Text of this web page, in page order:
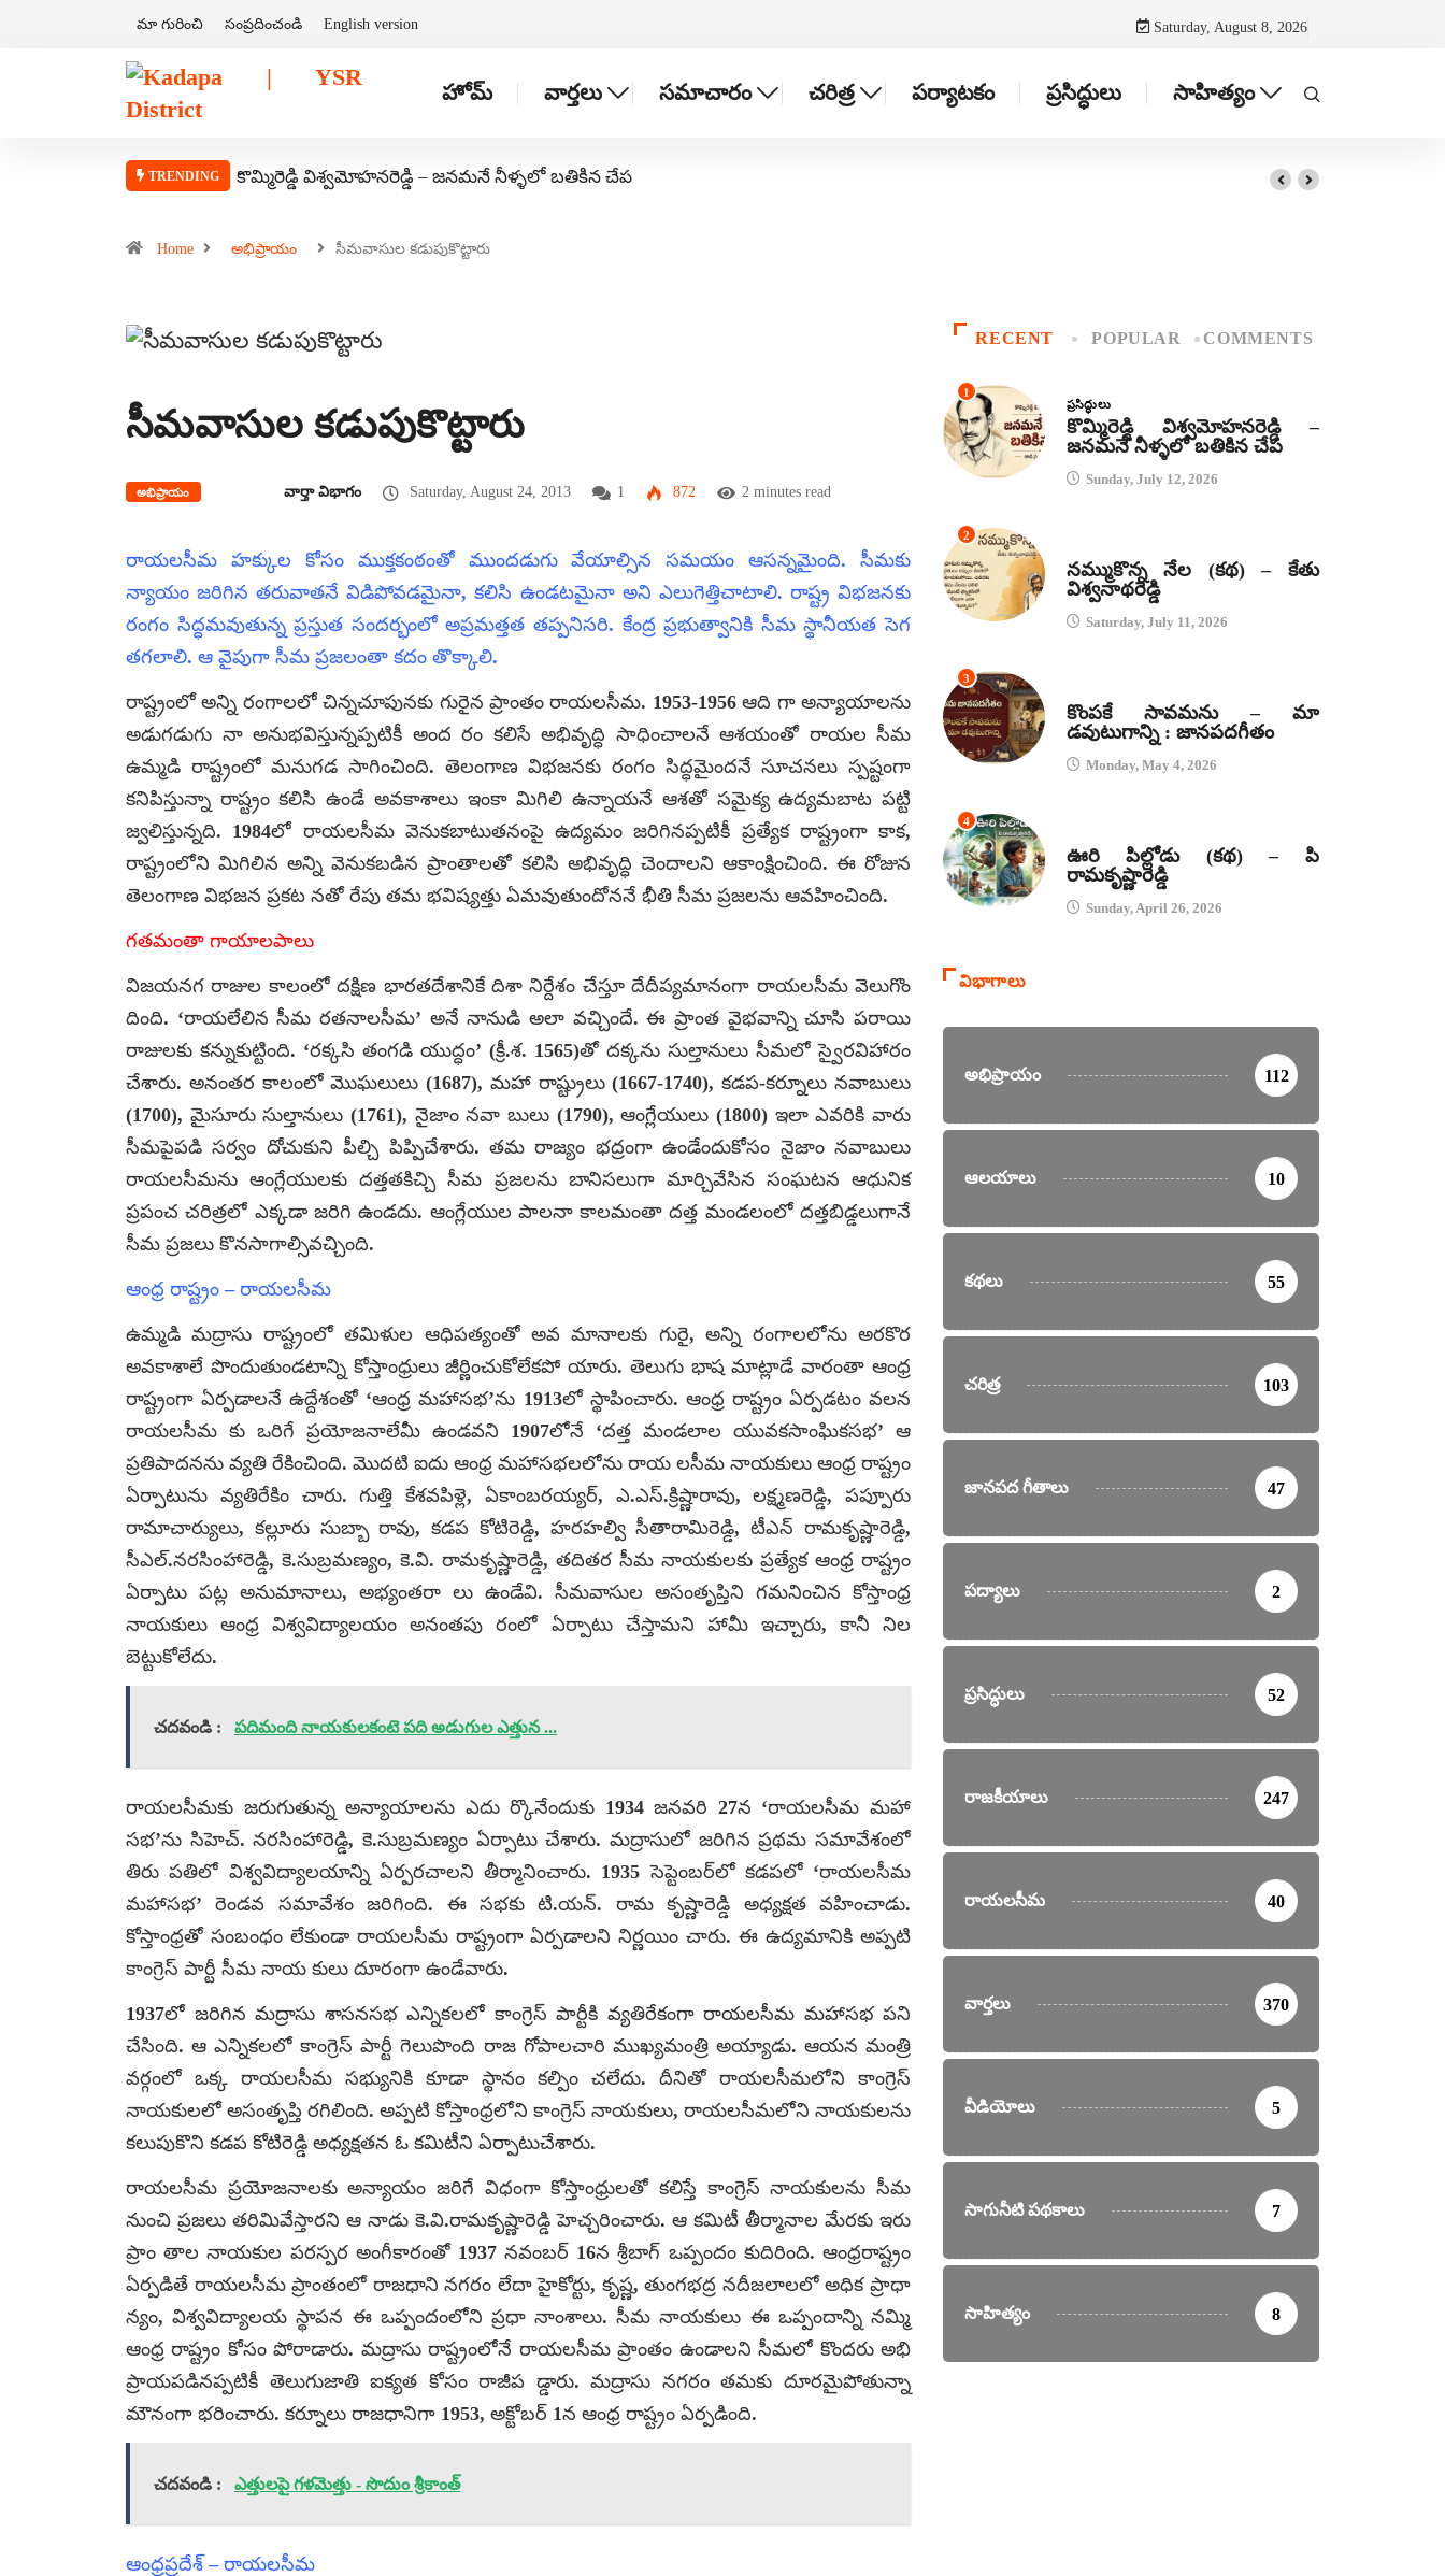
మా గురించి సంప్రదించండి English version Saturday, August 8, 2026
హోమ్ వార్తలు సమాచారం చరిత్ర పర్యాటకం ప్రసిద్ధులు సాహిత్యం
TRENDING కొమ్మిరెడ్డి విశ్వమోహనరెడ్డి – జనమనే నీళ్ళలో బతికిన చేప
Home అభిప్రాయం సీమవాసుల కడుపుకొట్టారు
సీమవాసుల కడుపుకొట్టారు
అభిప్రాయం వార్తా విభాగం Saturday, August 24, 2013 1 872 2 minutes read
రాయలసీమ హక్కుల కోసం ముక్తకంఠంతో ముందడుగు వేయాల్సిన సమయం ఆసన్నమైంది. సీమకు
న్యాయం జరిగిన తరువాతనే విడిపోవడమైనా, కలిసి ఉండటమైనా అని ఎలుగెత్తిచాటాలి. రాష్ట్ర విభజనకు
రంగం సిద్ధమవుతున్న ప్రస్తుత సందర్భంలో అప్రమత్తత తప్పనిసరి. కేంద్ర ప్రభుత్వానికి సీమ స్థానీయత సెగ
తగలాలి. ఆ వైపుగా సీమ ప్రజలంతా కదం తొక్కాలి.
రాష్ట్రంలో అన్ని రంగాలలో చిన్నచూపునకు గురైన ప్రాంతం రాయలసీమ. 1953-1956 ఆది గా అన్యాయాలను
అడుగడుగు నా అనుభవిస్తున్నప్పటికీ అంద రం కలిసే అభివృద్ధి సాధించాలనే ఆశయంతో రాయల సీమ
ఉమ్మడి రాష్ట్రంలో మనుగడ సాగించింది. తెలంగాణ విభజనకు రంగం సిద్ధమైందనే సూచనలు స్పష్టంగా
కనిపిస్తున్నా రాష్ట్రం కలిసి ఉండే అవకాశాలు ఇంకా మిగిలి ఉన్నాయనే ఆశతో సమైక్య ఉద్యమబాట పట్టి
జ్వలిస్తున్నది. 1984లో రాయలసీమ వెనుకబాటుతనంపై ఉద్యమం జరిగినప్పటికీ ప్రత్యేక రాష్ట్రంగా కాక,
రాష్ట్రంలోని మిగిలిన అన్ని వెనుకబడిన ప్రాంతాలతో కలిసి అభివృద్ధి చెందాలని ఆకాంక్షించింది. ఈ రోజున
తెలంగాణ విభజన ప్రకట నతో రేపు తమ భవిష్యత్తు ఏమవుతుందోననే భీతి సీమ ప్రజలను ఆవహించింది.
గతమంతా గాయాలపాలు
విజయనగ రాజుల కాలంలో దక్షిణ భారతదేశానికే దిశా నిర్దేశం చేస్తూ దేదీప్యమానంగా రాయలసీమ వెలుగొం
దింది. ‘రాయలేలిన సీమ రతనాలసీమ’ అనే నానుడి అలా వచ్చిందే. ఈ ప్రాంత వైభవాన్ని చూసి పరాయి
రాజులకు కన్నుకుట్టింది. ‘రక్కసి తంగడి యుద్ధం’ (క్రీ.శ. 1565)తో దక్కను సుల్తానులు సీమలో స్వైరవిహారం
చేశారు. అనంతర కాలంలో మొఘలులు (1687), మహా రాష్ట్రులు (1667-1740), కడప-కర్నూలు నవాబులు
(1700), మైసూరు సుల్తానులు (1761), నైజాం నవా బులు (1790), ఆంగ్లేయులు (1800) ఇలా ఎవరికి వారు
సీమపైపడి సర్వం దోచుకుని పీల్చి పిప్పిచేశారు. తమ రాజ్యం భద్రంగా ఉండేందుకోసం నైజాం నవాబులు
రాయలసీమను ఆంగ్లేయులకు దత్తతకిచ్చి సీమ ప్రజలను బానిసలుగా మార్చివేసిన సంఘటన ఆధునిక
ప్రపంచ చరిత్రలో ఎక్కడా జరిగి ఉండదు. ఆంగ్లేయుల పాలనా కాలమంతా దత్త మండలంలో దత్తబిడ్డలుగానే
సీమ ప్రజలు కొనసాగాల్సివచ్చింది.
ఆంధ్ర రాష్ట్రం – రాయలసీమ
ఉమ్మడి మద్రాసు రాష్ట్రంలో తమిళుల ఆధిపత్యంతో అవ మానాలకు గురై, అన్ని రంగాలలోను అరకొర
అవకాశాలే పొందుతుండటాన్ని కోస్తాంధ్రులు జీర్ణించుకోలేకపో యారు. తెలుగు భాష మాట్లాడే వారంతా ఆంధ్ర
రాష్ట్రంగా ఏర్పడాలనే ఉద్దేశంతో ‘ఆంధ్ర మహాసభ’ను 1913లో స్థాపించారు. ఆంధ్ర రాష్ట్రం ఏర్పడటం వలన
రాయలసీమ కు ఒరిగే ప్రయోజనాలేమీ ఉండవని 1907లోనే ‘దత్త మండలాల యువకసాంఘికసభ’ ఆ
ప్రతిపాదనను వ్యతి రేకించింది. మొదటి ఐదు ఆంధ్ర మహాసభలలోను రాయ లసీమ నాయకులు ఆంధ్ర రాష్ట్రం
ఏర్పాటును వ్యతిరేకిం చారు. గుత్తి కేశవపిళ్లె, ఏకాంబరయ్యర్, ఎ.ఎస్.క్రిష్ణారావు, లక్ష్మణరెడ్డి, పప్పూరు
రామాచార్యులు, కల్లూరు సుబ్బా రావు, కడప కోటిరెడ్డి, హరహల్వి సీతారామిరెడ్డి, టీఎన్ రామకృష్ణారెడ్డి,
సీఎల్.నరసింహారెడ్డి, కె.సుబ్రమణ్యం, కె.వి. రామకృష్ణారెడ్డి, తదితర సీమ నాయకులకు ప్రత్యేక ఆంధ్ర రాష్ట్రం
ఏర్పాటు పట్ల అనుమానాలు, అభ్యంతరా లు ఉండేవి. సీమవాసుల అసంతృప్తిని గమనించిన కోస్తాంధ్ర
నాయకులు ఆంధ్ర విశ్వవిద్యాలయం అనంతపు రంలో ఏర్పాటు చేస్తామని హామీ ఇచ్చారు, కానీ నిల
బెట్టుకోలేదు.
చదవండి : పదిమంది నాయకులకంటె పది అడుగుల ఎత్తున ...
రాయలసీమకు జరుగుతున్న అన్యాయాలను ఎదు ర్కొనేందుకు 1934 జనవరి 27న ‘రాయలసీమ మహా
సభ’ను సిహెచ్. నరసింహారెడ్డి, కె.సుబ్రమణ్యం ఏర్పాటు చేశారు. మద్రాసులో జరిగిన ప్రథమ సమావేశంలో
తిరు పతిలో విశ్వవిద్యాలయాన్ని ఏర్పరచాలని తీర్మానించారు. 1935 సెప్టెంబర్‌లో కడపలో ‘రాయలసీమ
మహాసభ’ రెండవ సమావేశం జరిగింది. ఈ సభకు టి.యన్. రామ కృష్ణారెడ్డి అధ్యక్షత వహించాడు.
కోస్తాంధ్రతో సంబంధం లేకుండా రాయలసీమ రాష్ట్రంగా ఏర్పడాలని నిర్ణయిం చారు. ఈ ఉద్యమానికి అప్పటి
కాంగ్రెస్ పార్టీ సీమ నాయ కులు దూరంగా ఉండేవారు.
1937లో జరిగిన మద్రాసు శాసనసభ ఎన్నికలలో కాంగ్రెస్ పార్టీకి వ్యతిరేకంగా రాయలసీమ మహాసభ పని
చేసింది. ఆ ఎన్నికలలో కాంగ్రెస్ పార్టీ గెలుపొంది రాజ గోపాలచారి ముఖ్యమంత్రి అయ్యాడు. ఆయన మంత్రి
వర్గంలో ఒక్క రాయలసీమ సభ్యునికి కూడా స్థానం కల్పిం చలేదు. దీనితో రాయలసీమలోని కాంగ్రెస్
నాయకులలో అసంతృప్తి రగిలింది. అప్పటి కోస్తాంధ్రలోని కాంగ్రెస్ నాయకులు, రాయలసీమలోని నాయకులను
కలుపుకొని కడప కోటిరెడ్డి అధ్యక్షతన ఓ కమిటీని ఏర్పాటుచేశారు.
రాయలసీమ ప్రయోజనాలకు అన్యాయం జరిగే విధంగా కోస్తాంధ్రులతో కలిస్తే కాంగ్రెస్ నాయకులను సీమ
నుంచి ప్రజలు తరిమివేస్తారని ఆ నాడు కె.వి.రామకృష్ణారెడ్డి హెచ్చరించారు. ఆ కమిటీ తీర్మానాల మేరకు ఇరు
ప్రాం తాల నాయకుల పరస్పర అంగీకారంతో 1937 నవంబర్ 16న శ్రీబాగ్ ఒప్పందం కుదిరింది. ఆంధ్రరాష్ట్రం
ఏర్పడితే రాయలసీమ ప్రాంతంలో రాజధాని నగరం లేదా హైకోర్టు, కృష్ణ, తుంగభద్ర నదీజలాలలో అధిక ప్రాధా
న్యం, విశ్వవిద్యాలయ స్థాపన ఈ ఒప్పందంలోని ప్రధా నాంశాలు. సీమ నాయకులు ఈ ఒప్పందాన్ని నమ్మి
ఆంధ్ర రాష్ట్రం కోసం పోరాడారు. మద్రాసు రాష్ట్రంలోనే రాయలసీమ ప్రాంతం ఉండాలని సీమలో కొందరు అభి
ప్రాయపడినప్పటికీ తెలుగుజాతి ఐక్యత కోసం రాజీప డ్డారు. మద్రాసు నగరం తమకు దూరమైపోతున్నా
మౌనంగా భరించారు. కర్నూలు రాజధానిగా 1953, అక్టోబర్ 1న ఆంధ్ర రాష్ట్రం ఏర్పడింది.
చదవండి : ఎత్తులపై గళమెత్తు - సొదుం శ్రీకాంత్
ఆంధ్రప్రదేశ్ – రాయలసీమ
RECENT POPULAR COMMENTS
1
ప్రసిద్ధులు
కొమ్మిరెడ్డి విశ్వమోహనరెడ్డి –
జనమనే నీళ్ళలో బతికిన చేప
Sunday, July 12, 2026
2
నమ్ముకొన్న నేల (కథ) – కేతు
విశ్వనాథరెడ్డి
Saturday, July 11, 2026
3
కొంపకే సావమను – మా
డవుటుగాన్ని : జానపదగీతం
Monday, May 4, 2026
4
ఊరి పిల్లోడు (కథ) – పి
రామకృష్ణారెడ్డి
Sunday, April 26, 2026
విభాగాలు
అభిప్రాయం 112
ఆలయాలు 10
కథలు 55
చరిత్ర 103
జానపద గీతాలు 47
పద్యాలు 2
ప్రసిద్ధులు 52
రాజకీయాలు 247
రాయలసీమ 40
వార్తలు 370
వీడియోలు 5
సాగునీటి పథకాలు 7
సాహిత్యం 8